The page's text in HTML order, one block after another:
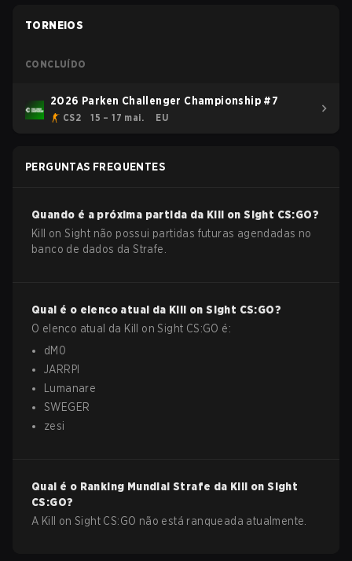
TORNEIOS
CONCLUÍDO
2026 Parken Challenger Championship #7
CS2 15 – 17 mai. EU
PERGUNTAS FREQUENTES
Quando é a próxima partida da Kill on Sight CS:GO?
Kill on Sight não possui partidas futuras agendadas no
banco de dados da Strafe.
Qual é o elenco atual da Kill on Sight CS:GO?
O elenco atual da Kill on Sight CS:GO é:
dM0
JARRPI
Lumanare
SWEGER
zesi
Qual é o Ranking Mundial Strafe da Kill on Sight
CS:GO?
A Kill on Sight CS:GO não está ranqueada atualmente.